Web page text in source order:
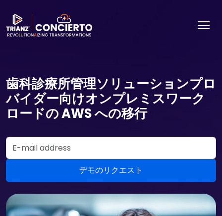
歯科診療所管理ソリューションプロ
バイダー向けオンプレミスワーク
ロードの AWS への移行
Email Address